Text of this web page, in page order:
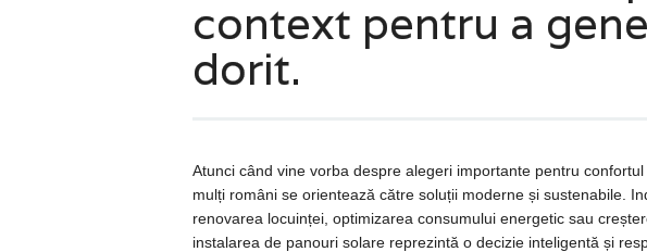
context pentru a
dorit.
Atunci când vine vorba despre alegeri importante pentru
mulți români se orientează către soluții moderne și sustenabile.
renovarea locuinței, optimizarea consumului energetic sau
instalarea de panouri solare reprezintă o decizie inteligentă și